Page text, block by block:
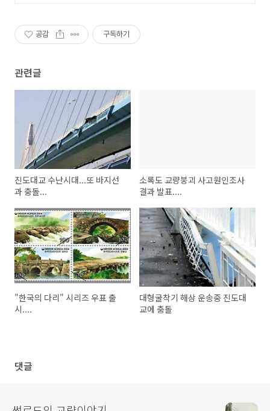
공감 구독하기
관련글
진도대교 수난시대...또 바지선
과 충돌...
소록도 교량붕괴 사고원인조사
결과 발표....
"한국의 다리" 시리즈 우표 출
시....
대형굴착기 해상 운송중 진도대
교에 충돌
댓글